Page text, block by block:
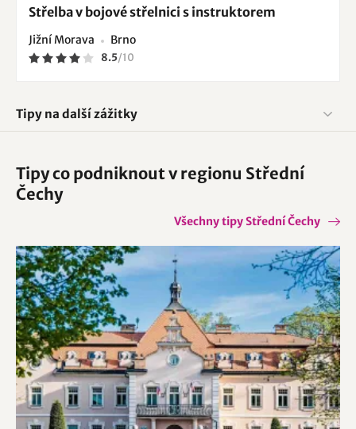
Střelba v bojové střelnici s instruktorem
Jižní Morava Brno
8.5/10
Tipy na další zážitky
Tipy co podniknout v regionu Střední
Čechy
Všechny tipy Střední Čechy